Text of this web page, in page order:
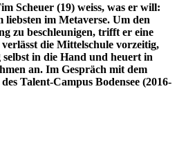
Scheuer (19) weiss, was er will:
im Metaverse. Um den
zu beschleunigen, trifft er eine
die Mittelschule vorzeitig,
in die Hand und heuert in
an. Im Gespräch mit dem
Talent-Campus Bodensee (2016-